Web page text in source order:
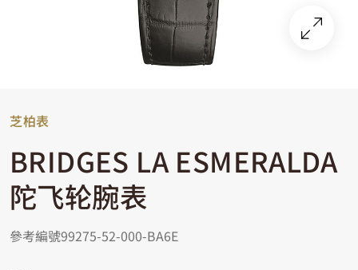
芝柏表
BRIDGES LA ESMERALDA
陀飞轮腕表
參考編號99275-52-000-BA6E